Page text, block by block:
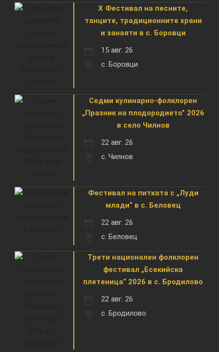
X Фестивал на песните,
танците, традиционните храни
и занаяти в с. Боровци
15 авг. 26
с. Боровци
Седми кулинарно-фолклорен
„Празник на плодородието” 2026
в село Чилнов
22 авг. 26
с. Чилнов
Фестивал на питката с „Луди
млади“ в с. Беловец
22 авг. 26
с. Беловец
Трети национален фолклорен
фестивал „Есекийска
плетеница“ 2026 в с. Бродилово
22 авг. 26
с. Бродилово